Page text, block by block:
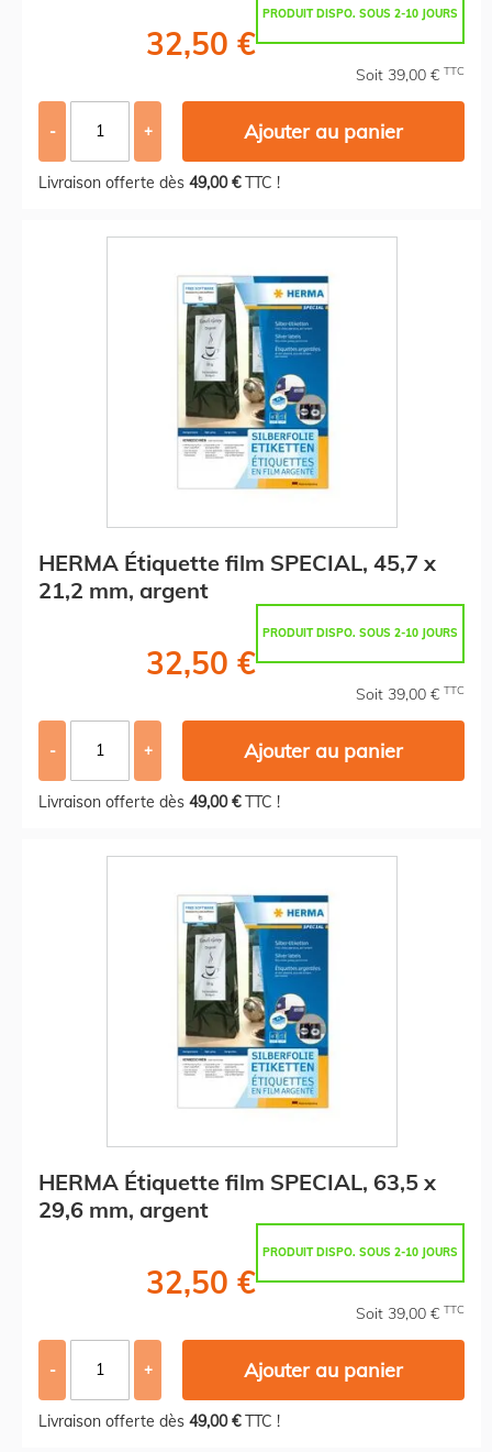
PRODUIT DISPO. SOUS 2-10 JOURS
32,50 €
Soit 39,00 € TTC
- + Ajouter au panier
Livraison offerte dès 49,00 €TTC !
HERMA Étiquette film SPECIAL, 45,7 x
21,2 mm, argent
PRODUIT DISPO. SOUS 2-10 JOURS
32,50 €
Soit 39,00 € TTC
- + Ajouter au panier
Livraison offerte dès 49,00 €TTC !
HERMA Étiquette film SPECIAL, 63,5 x
29,6 mm, argent
PRODUIT DISPO. SOUS 2-10 JOURS
32,50 €
Soit 39,00 € TTC
- + Ajouter au panier
Livraison offerte dès 49,00 €TTC !